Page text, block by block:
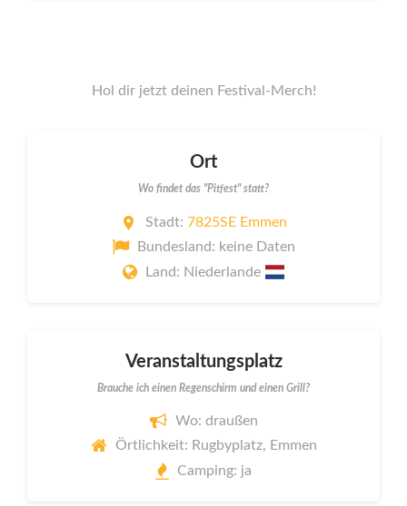
Hol dir jetzt deinen Festival-Merch!
Ort
Wo findet das "Pitfest" statt?
Stadt: 7825SE Emmen
Bundesland: keine Daten
Land: Niederlande
Veranstaltungsplatz
Brauche ich einen Regenschirm und einen Grill?
Wo: draußen
Örtlichkeit: Rugbyplatz, Emmen
Camping: ja